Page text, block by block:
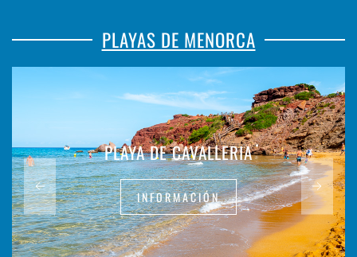
PLAYAS DE MENORCA
PLAYA DE CAVALLERIA
INFORMACIÓN